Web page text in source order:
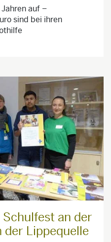
auf –
sind bei ihren
an der
der Lippequelle